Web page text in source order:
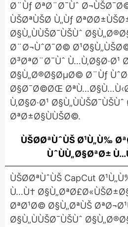
Ø¨Ùƒ ØªØ¨Ø¯Ùˆ Ø¬ÙŠØ¯Ø©
ÙŠØªÙŠØ­ Ù„Ùƒ
Ø§Ù„ÙÙŠØ¯ÙŠÙˆ
Ø¨Ø¬ÙˆØ¯Ø©
Ø³ØªØ¨Ø¯Ùˆ Ù…Ù‚Ø§Ø·Ø¹
Ø§Ù„Ø®Ø§ØµØ© Ø¨Ùƒ
Ø§Ø¯Ø©ØŒ
Ù‚Ø§Ø·Ø¹
ØªØ±Ø§ÙÙŠØ©.
ÙŠØ­ØªÙˆÙŠ Ø¹Ù„Ù‰
ÙˆÙÙ„Ø§ØªØ±
ÙŠØ­ØªÙˆÙŠ CapCut
Ù…Ù†
ØªØ¹Ø© Ø§Ù„ØªÙŠ
Ø§Ù„ÙÙŠØ¯ÙŠÙˆ